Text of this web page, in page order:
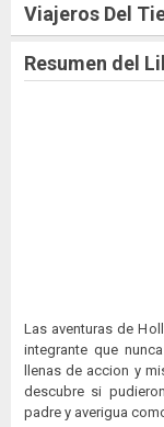
Viajeros Del
Resumen del
Las aventuras de
integrante que
llenas de accion y
descubre si
padre y averigua